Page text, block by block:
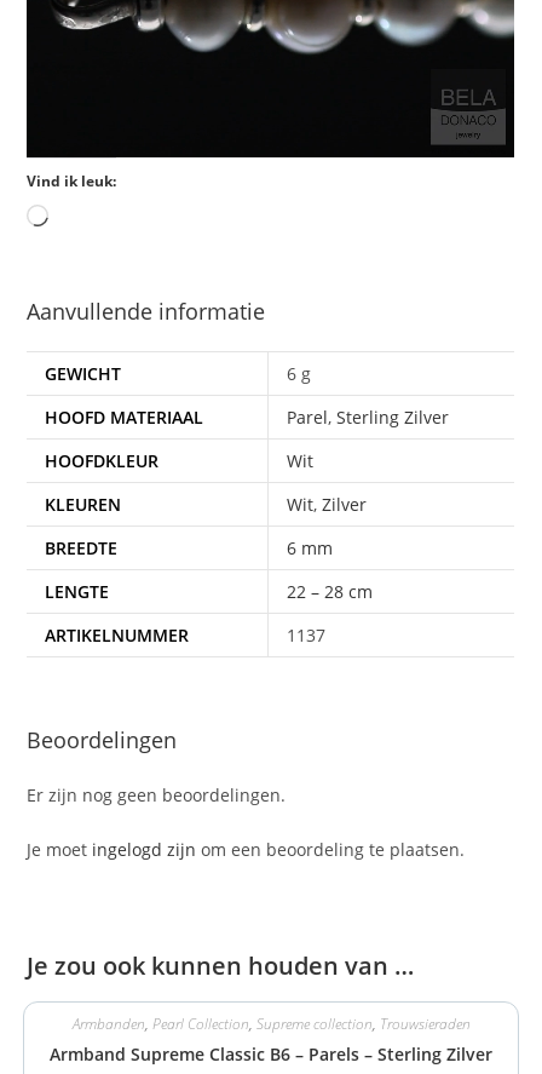
Vind ik leuk:
Aanvullende informatie
GEWICHT
6 g
HOOFD MATERIAAL
Parel,Sterling Zilver
HOOFDKLEUR
Wit
KLEUREN
Wit,Zilver
BREEDTE
6 mm
LENGTE
22 – 28 cm
ARTIKELNUMMER
1137
Beoordelingen
Er zijn nog geen beoordelingen.
Je moet ingelogd zijn om een beoordeling te plaatsen.
Je zou ook kunnen houden van …
Armbanden, Pearl Collection, Supreme collection, Trouwsieraden
Armband Supreme Classic B6 – Parels – Sterling Zilver